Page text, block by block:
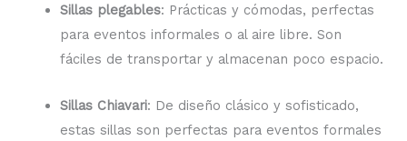
Sillas plegables: Prácticas y cómodas, perfectas
para eventos informales o al aire libre. Son
fáciles de transportar y almacenan poco espacio.
Sillas Chiavari: De diseño clásico y sofisticado,
estas sillas son perfectas para eventos formales